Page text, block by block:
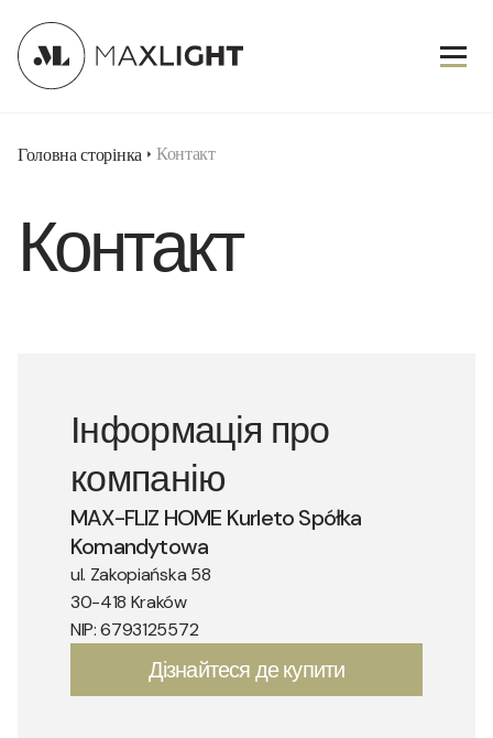
Головна сторінка Контакт
Контакт
Інформація про
компанію
MAX-FLIZ HOME Kurleto Spółka
Komandytowa
ul. Zakopiańska 58
30-418 Kraków
NIP: 6793125572
Дізнайтеся де купити